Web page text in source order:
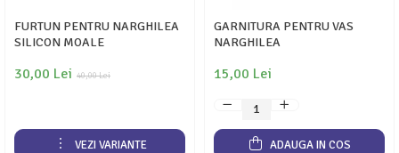
FURTUN PENTRU NARGHILEA
SILICON MOALE
40,00 Lei
30,00 Lei
VEZI VARIANTE
GARNITURA PENTRU VAS
NARGHILEA
15,00 Lei
ADAUGA IN COS